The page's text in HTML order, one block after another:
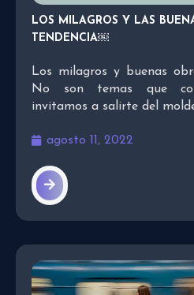
LOS MILAGROS Y LAS
TENDENCIA￼
Los milagros y buenas
No son temas que
invitamos a salirte del
agosto 11, 2022